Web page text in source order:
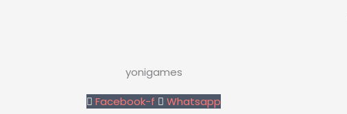
yonigames
Facebook-f Whatsapp